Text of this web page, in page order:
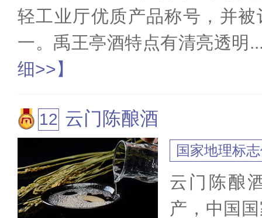
轻工业厅优质产品称号，并
一。禹王亭酒特点有清亮透明
细>>】
云门陈酿酒
国家地理标
云门陈酿
产，中国